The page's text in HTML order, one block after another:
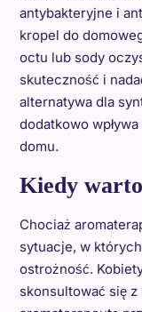
antybakteryjne i
kropel do
octu lub sody
skuteczność i
alternatywa dla
dodatkowo
domu.
Kiedy
Chociaż
sytuacje, w
ostrożność.
skonsultować się